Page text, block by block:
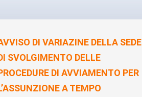
DI VARIAZINE DELLA SEDE
SVOLGIMENTO DELLE
DI AVVIAMENTO PER
A TEMPO